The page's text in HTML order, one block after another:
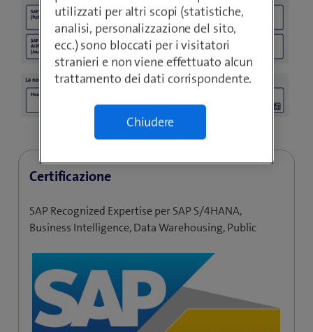
Certificazione
SAP Recognized Expertise per SAP S/4HANA,
Business Intelligence, Data Warehousing, Public
utilizzati per altri scopi (statistiche,
analisi, personalizzazione del sito,
ecc.) sono bloccati per i visitatori
stranieri e non viene effettuato alcun
trattamento dei dati corrispondente.
Chiudere